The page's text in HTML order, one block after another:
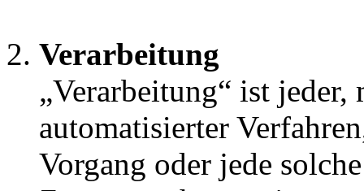
Verarbeitung
„Verarbeitung“ ist
automatisierter
Vorgang oder jede